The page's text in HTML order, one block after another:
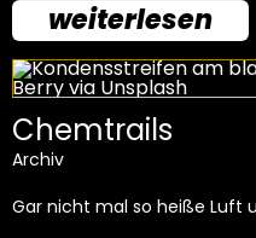
weiterlesen
Chemtrails
Archiv
Gar nicht mal so heiße Luft